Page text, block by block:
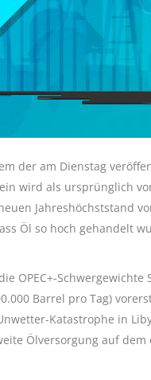
der am Dienstag
wird als ursprünglich
Jahreshöchststand
Öl so hoch gehandelt
OPEC+-
Barrel pro Tag)
Katastrophe in
Ölversorgung auf